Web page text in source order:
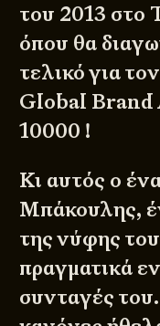
του 2013 στο
όπου θα
τελικό για
Global Brand
10000 !
Κι αυτός ο
Μπάκουλης,
της νύφης
πραγματικά
συνταγές